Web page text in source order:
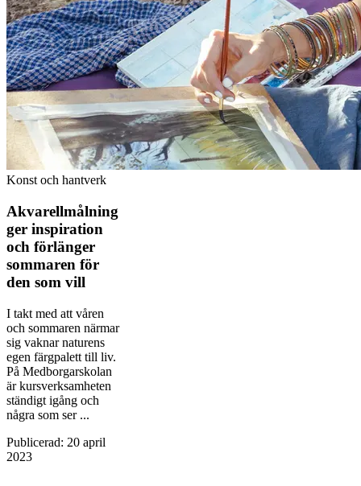
Konst och hantverk
Akvarellmålning
ger inspiration
och förlänger
sommaren för
den som vill
I takt med att våren
och sommaren närmar
sig vaknar naturens
egen färg­palett till liv.
På Medborgarskolan
är kursverksamheten
ständigt igång och
några som ser ...
Publicerad: 20 april
2023